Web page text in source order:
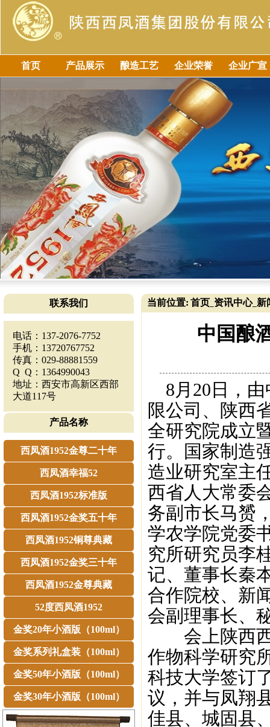
首页 产品展示 酿造工艺 企业荣誉 企业广宣
联系我们
电话：137-2076-7752
手机：13720767752
传真：029-88881559
Q Q：1364990043
地址：西安市高新区西部
大道117号
产品名称
西凤酒1952金尊二十年
西凤酒幸福52
西凤酒1952标准版
西凤酒1952金奖五十年
西凤酒1952铜尊典藏
西凤酒1952金奖三十年
西凤酒1952金尊典藏
52度西凤酒1952
金奖20年小酒版（100ml）
金奖系列礼盒装（100ml）
金奖50年小酒版（100ml）
金奖30年小酒版（100ml）
当前位置: 首页 资讯中心_ 新
中国酿
8月20日，由
限公司、陕西
全研究院成立
行。国家制造
造业研究室主
西省人大常委
务副市长马赟
学农学院党委
究所研究员李
记、董事长秦
合作院校、新
会副理事长、
会上陕西西
作物科学研究
科技大学签订
议，并与凤翔
佳县、城固县